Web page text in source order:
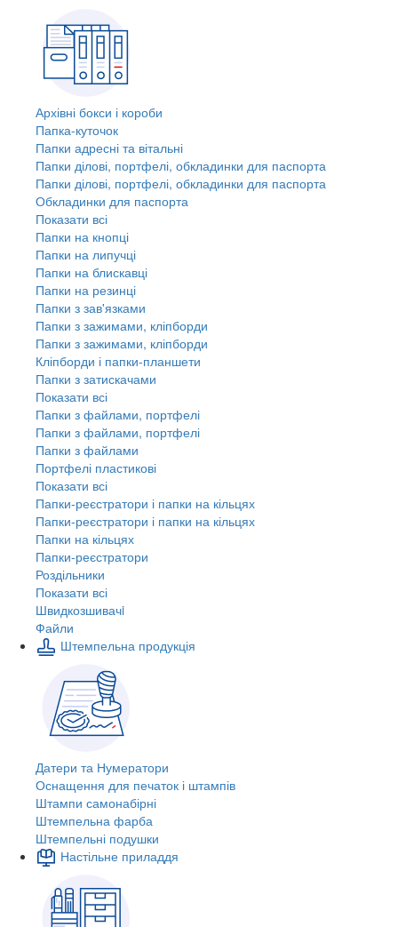
Архівні бокси і короби
Папка-куточок
Папки адресні та вітальні
Папки ділові, портфелі, обкладинки для паспорта
Папки ділові, портфелі, обкладинки для паспорта
Обкладинки для паспорта
Показати всі
Папки на кнопці
Папки на липучці
Папки на блискавці
Папки на резинці
Папки з зав'язками
Папки з зажимами, кліпборди
Папки з зажимами, кліпборди
Кліпборди і папки-планшети
Папки з затискачами
Показати всі
Папки з файлами, портфелі
Папки з файлами, портфелі
Папки з файлами
Портфелі пластикові
Показати всі
Папки-реєстратори і папки на кільцях
Папки-реєстратори і папки на кільцях
Папки на кільцях
Папки-реєстратори
Роздільники
Показати всі
Швидкозшивачi
Файли
Штемпельна продукція
Датери та Нумератори
Оснащення для печаток і штампів
Штампи самонабірні
Штемпельна фарба
Штемпельні подушки
Настільне приладдя